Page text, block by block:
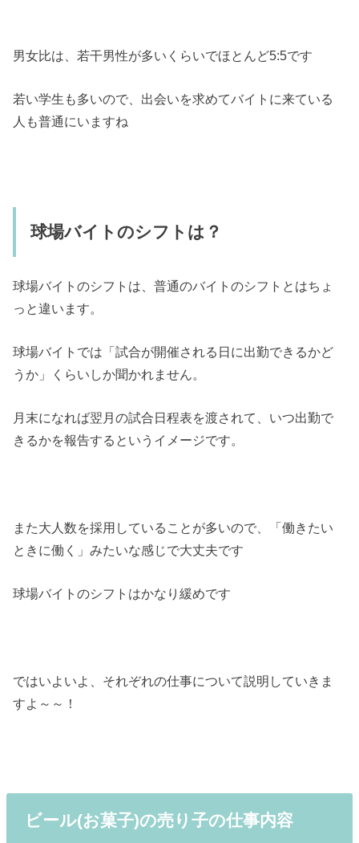
男女比は、若干男性が多いくらいでほとんど5:5です
若い学生も多いので、出会いを求めてバイトに来ている
人も普通にいますね
球場バイトのシフトは？
球場バイトのシフトは、普通のバイトのシフトとはちょ
っと違います。
球場バイトでは「試合が開催される日に出勤できるかど
うか」くらいしか聞かれません。
月末になれば翌月の試合日程表を渡されて、いつ出勤で
きるかを報告するというイメージです。
また大人数を採用していることが多いので、「働きたい
ときに働く」みたいな感じで大丈夫です
球場バイトのシフトはかなり緩めです
ではいよいよ、それぞれの仕事について説明していきま
すよ～～！
ビール(お菓子)の売り子の仕事内容